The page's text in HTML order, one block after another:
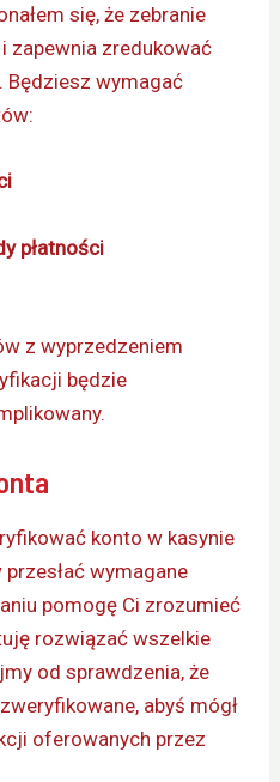
się, że zebranie
zapewnia zredukować
Będziesz wymagać
płatności
z wyprzedzeniem
będzie
konto w kasynie
wymagane
pomogę Ci zrozumieć
rozwiązać wszelkie
od sprawdzenia, że
abyś mógł
oferowanych przez